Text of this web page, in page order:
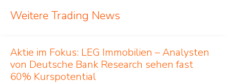
Weitere Trading News
Aktie im Fokus: LEG Immobilien – Analysten
von Deutsche Bank Research sehen fast
60% Kurspotential